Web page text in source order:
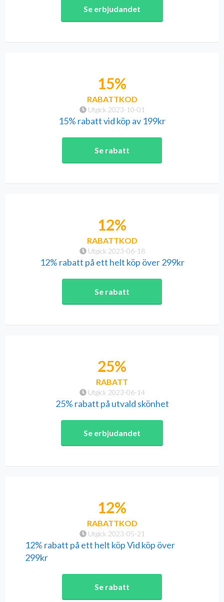
Se erbjudandet
Utgick 2023-10-01
15%
RABATTKOD
15% rabatt vid köp av 199kr
Se rabatt
Utgick 2023-06-18
12%
RABATTKOD
12% rabatt på ett helt köp över 299kr
Se rabatt
Utgick 2023-06-14
25%
RABATT
25% rabatt på utvald skönhet
Se erbjudandet
Utgick 2023-05-21
12%
RABATTKOD
12% rabatt på ett helt köp Vid köp över
299kr
Se rabatt